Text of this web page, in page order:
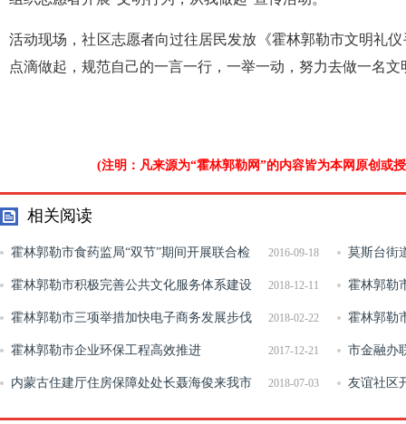
活动现场，社区志愿者向过往居民发放《霍林郭勒市文明礼
点滴做起，规范自己的一言一行，一举一动，努力去做一名
(注明：凡来源为“霍林郭勒网”的内容皆为本网原创或
相关阅读
2016-09-18
霍林郭勒市食药监局“双节”期间开展联合检
查
莫斯台街
2018-12-11
霍林郭勒市积极完善公共文化服务体系建设 霍林郭勒
2018-02-22
霍林郭勒市三项举措加快电子商务发展步伐 霍林郭勒
2017-12-21
霍林郭勒市企业环保工程高效推进 市金融办
活动
2018-07-03
内蒙古住建厅住房保障处处长聂海俊来我市
调研棚户区改造情况
友谊社区
动